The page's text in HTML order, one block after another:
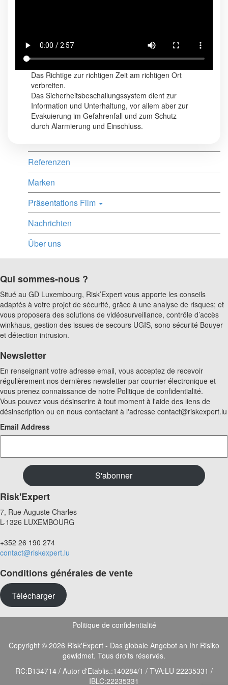
Das Richtige zur richtigen Zeit am richtigen Ort
verbreiten.
Das Sicherheitsbeschallungssystem dient zur
Information und Unterhaltung, vor allem aber zur
Evakuierung im Gefahrenfall und zum Schutz
durch Alarmierung und Einschluss.
Referenzen
Marken
Präsentations Film
Nachrichten
Über uns
Qui sommes-nous ?
Situé au GD Luxembourg, Risk’Expert vous apporte les conseils
adaptés à votre projet de sécurité, grâce à une analyse de risques; et
vous proposera des solutions de vidéosurveillance, contrôle d’accès
winkhaus, gestion des issues de secours UGIS, sono sécurité Bouyer
et détection intrusion.
Newsletter
En renseignant votre adresse email, vous acceptez de recevoir
régulièrement nos dernières newsletter par courrier électronique et
vous prenez connaissance de notre Politique de confidentialité.
Vous pouvez vous désinscrire à tout moment à l'aide des liens de
désinscription ou en nous contactant à l'adresse contact@riskexpert.lu
Email Address
Risk'Expert
7, Rue Auguste Charles
L-1326 LUXEMBOURG
+352 26 190 274
contact@riskexpert.lu
Conditions générales de vente
Télécharger
Politique de confidentialité
Copyright © 2026 Risk'Expert - Das globale Angebot an Ihr Risiko
gewidmet. Tous droits réservés.
RC:B134714 / Autor d'Etablis.:140284/1 / TVA:LU 22235331 /
IBLC:22235331